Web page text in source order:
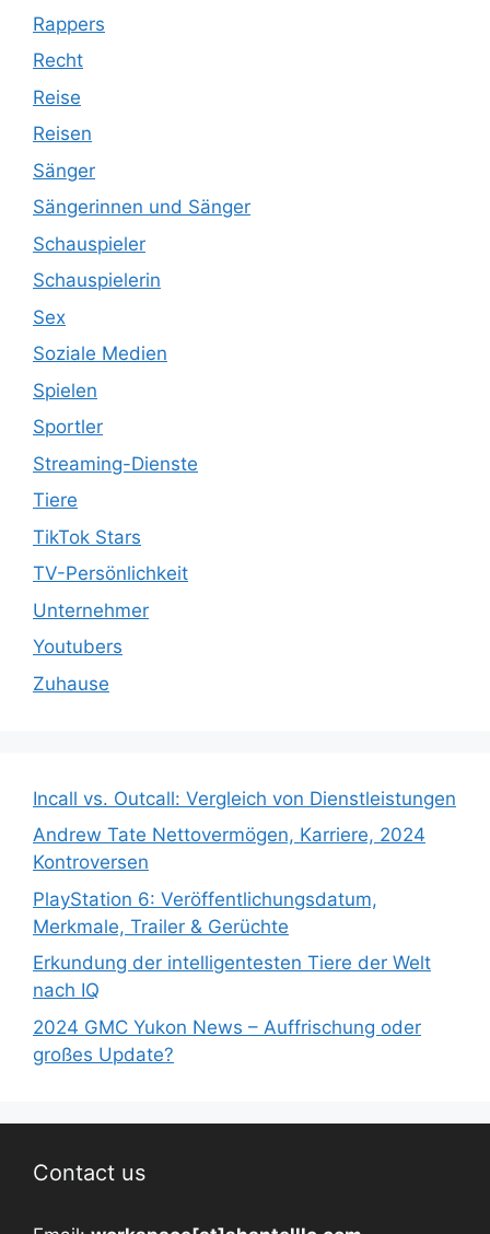
Rappers
Recht
Reise
Reisen
Sänger
Sängerinnen und Sänger
Schauspieler
Schauspielerin
Sex
Soziale Medien
Spielen
Sportler
Streaming-Dienste
Tiere
TikTok Stars
TV-Persönlichkeit
Unternehmer
Youtubers
Zuhause
Incall vs. Outcall: Vergleich von Dienstleistungen
Andrew Tate Nettovermögen, Karriere, 2024
Kontroversen
PlayStation 6: Veröffentlichungsdatum,
Merkmale, Trailer & Gerüchte
Erkundung der intelligentesten Tiere der Welt
nach IQ
2024 GMC Yukon News – Auffrischung oder
großes Update?
Contact us